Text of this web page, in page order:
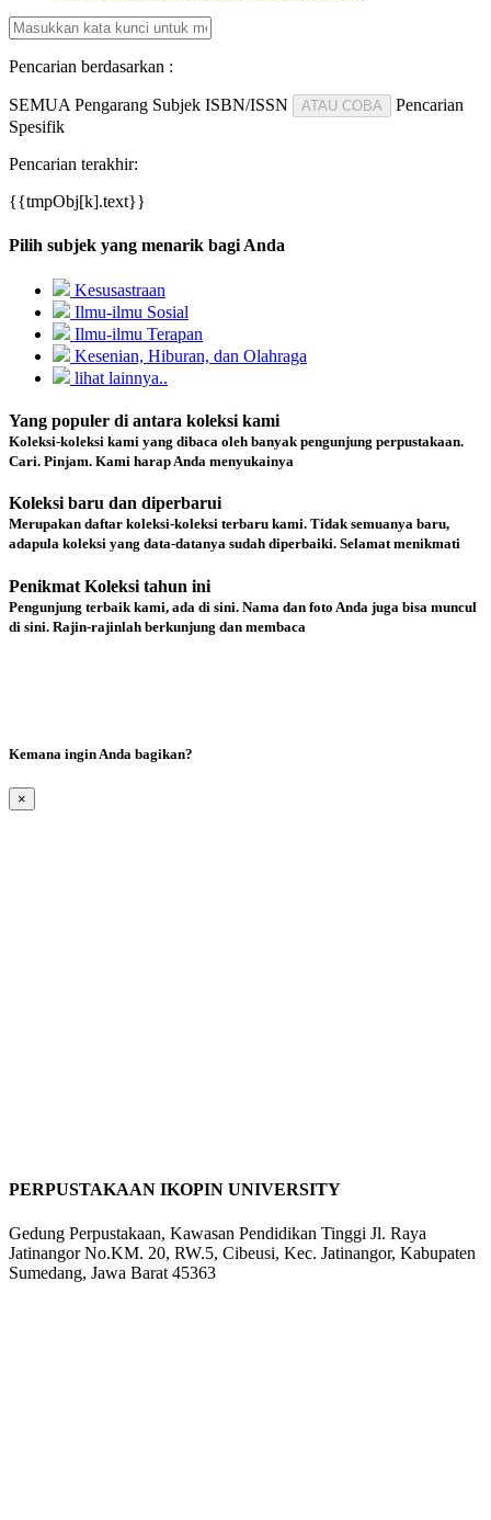
Pencarian berdasarkan :
SEMUA Pengarang Subjek ISBN/ISSN ATAU COBA
Pencarian
Spesifik
Pencarian terakhir:
{{tmpObj[k].text}}
Pilih subjek yang menarik bagi Anda
Kesusastraan
Ilmu-ilmu Sosial
Ilmu-ilmu Terapan
Kesenian, Hiburan, dan Olahraga
lihat lainnya..
Yang populer di antara koleksi kami
Koleksi-koleksi kami yang dibaca oleh banyak pengunjung perpustakaan.
Cari. Pinjam. Kami harap Anda menyukainya
Koleksi baru dan diperbarui
Merupakan daftar koleksi-koleksi terbaru kami. Tidak semuanya baru,
adapula koleksi yang data-datanya sudah diperbaiki. Selamat menikmati
Penikmat Koleksi tahun ini
Pengunjung terbaik kami, ada di sini. Nama dan foto Anda juga bisa muncul
di sini. Rajin-rajinlah berkunjung dan membaca
PERPUSTAKAAN IKOPIN UNIVERSITY
Gedung Perpustakaan, Kawasan Pendidikan Tinggi Jl. Raya
Jatinangor No.KM. 20, RW.5, Cibeusi, Kec. Jatinangor, Kabupaten
Sumedang, Jawa Barat 45363
Kemana ingin Anda bagikan?
×